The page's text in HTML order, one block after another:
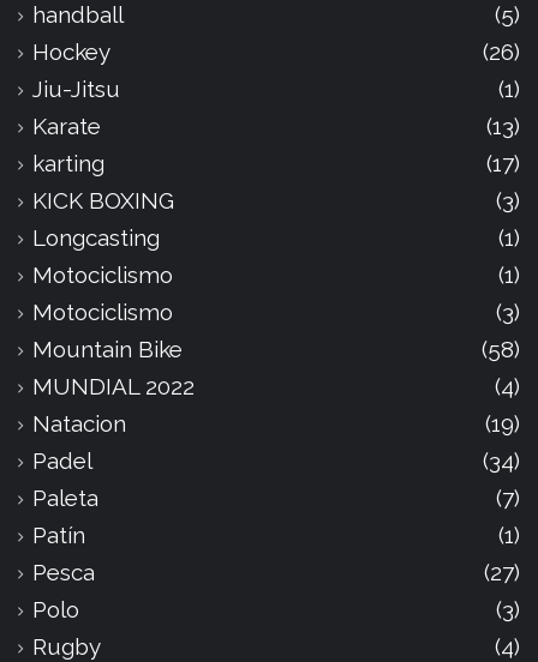
handball
(5)
Hockey
(26)
Jiu-Jitsu
(1)
Karate
(13)
karting
(17)
KICK BOXING
(3)
Longcasting
(1)
Motociclismo
(1)
Motociclismo
(3)
Mountain Bike
(58)
MUNDIAL 2022
(4)
Natacion
(19)
Padel
(34)
Paleta
(7)
Patín
(1)
Pesca
(27)
Polo
(3)
Rugby
(4)